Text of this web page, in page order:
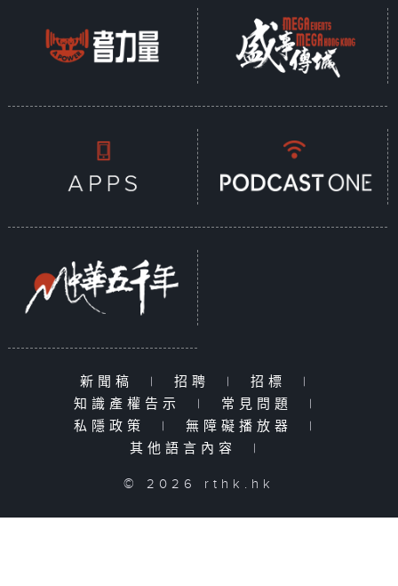
新聞稿 | 招聘 | 招標
|
知識產權告示
| 常見問題
|
私隱政策
| 無障礙播放器
|
其他語言內容
|
© 2026 rthk.hk